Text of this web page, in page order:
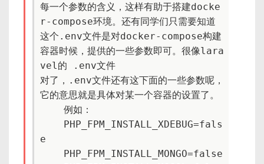
每一个参数的含义，这样有助于搭建docke
r-compose环境。还有同学们只需要知道
这个.env文件是对docker-compose构建
容器时候，提供的一些参数即可。很像lara
vel的 .env文件
对了，.env文件还有这下面的一些参数呢，
它的意思就是具体对某一个容器的设置了。
e